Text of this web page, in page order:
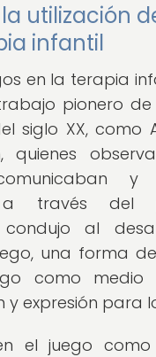
utilización
infantil
en la terapia
pionero
siglo XX, como
quienes
y
a través del
condujo al
una forma
como medio
expresión para
el juego como